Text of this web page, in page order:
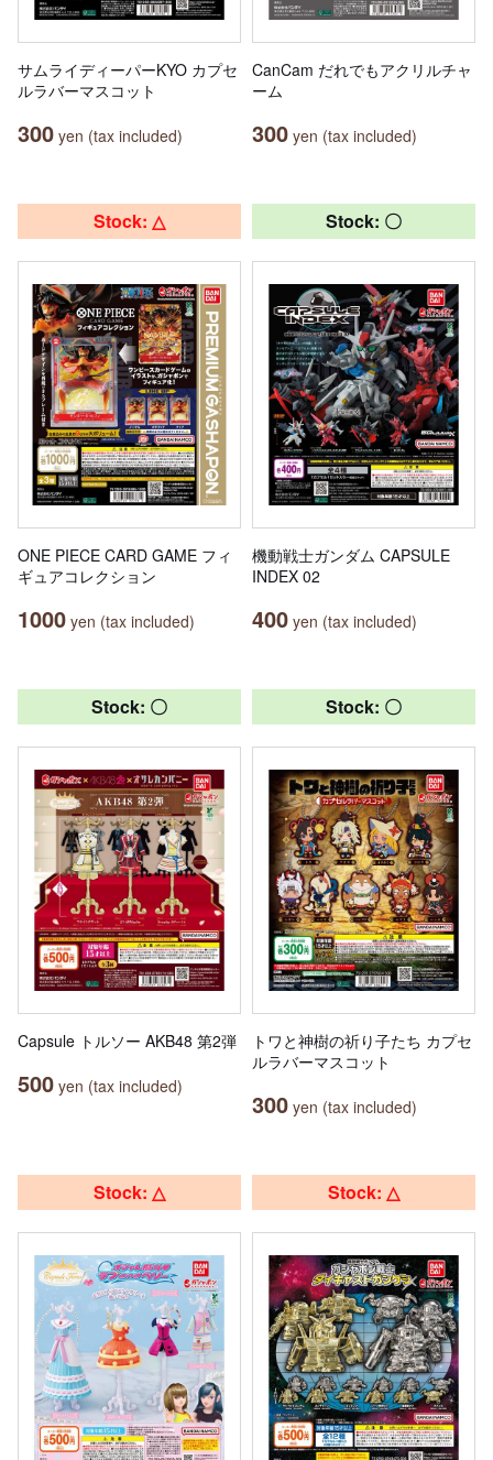
サムライディーパーKYO カプセ
ルラバーマスコット
300 yen (tax included)
CanCam だれでもアクリルチャ
ーム
300 yen (tax included)
Stock: △
ONE PIECE CARD GAME フィ
ギュアコレクション
1000 yen (tax included)
Stock: 〇
機動戦士ガンダム CAPSULE
INDEX 02
400 yen (tax included)
Stock: 〇
Capsule トルソー AKB48 第2弾
500 yen (tax included)
Stock: 〇
トワと神樹の祈り子たち カプセ
ルラバーマスコット
300 yen (tax included)
Stock: △ Stock: △